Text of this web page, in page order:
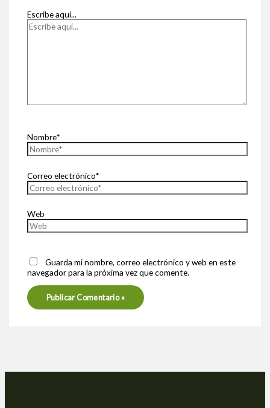
Escribe aquí...
Nombre*
Correo electrónico*
Web
Guarda mi nombre, correo electrónico y web en este
navegador para la próxima vez que comente.